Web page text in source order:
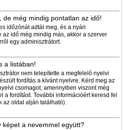
de még mindig pontatlan az idő!
időzónát adtál meg, és a nyári
idő még mindig más, akkor a szerver
egy adminisztrátort.
a listában!
nem telepítette a megfelelő nyelvi
fordítás a kívánt nyelvre. Kérd meg az
csomagot, amennyiben viszont még
a fordítást. További információért keresd fel
az oldal alján található).
a nevemmel együtt?